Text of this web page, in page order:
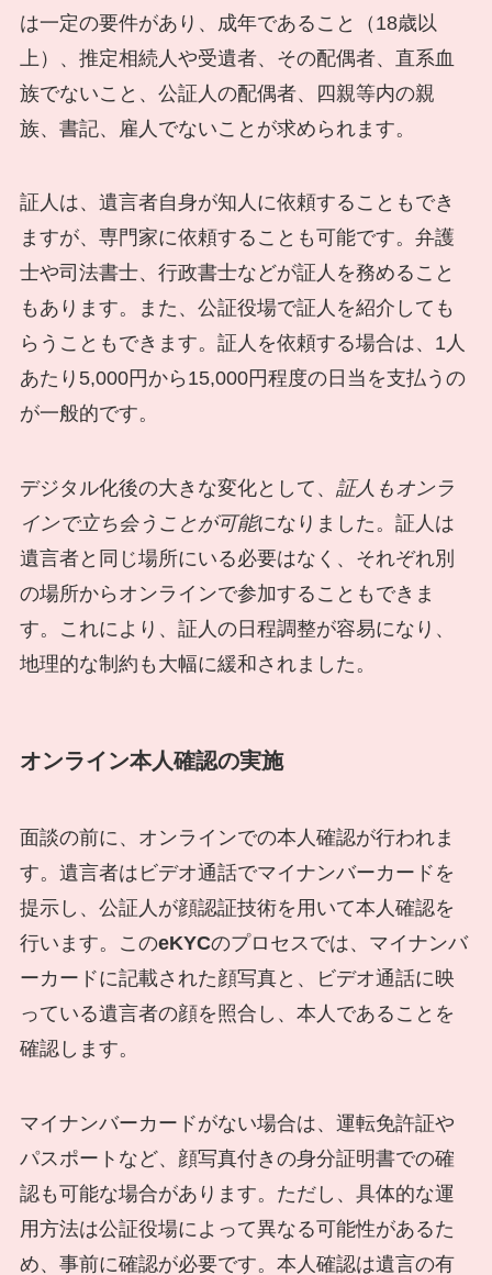
は一定の要件があり、成年であること（18歳以
上）、推定相続人や受遺者、その配偶者、直系血
族でないこと、公証人の配偶者、四親等内の親
族、書記、雇人でないことが求められます。
証人は、遺言者自身が知人に依頼することもでき
ますが、専門家に依頼することも可能です。弁護
士や司法書士、行政書士などが証人を務めること
もあります。また、公証役場で証人を紹介しても
らうこともできます。証人を依頼する場合は、1人
あたり5,000円から15,000円程度の日当を支払うの
が一般的です。
デジタル化後の大きな変化として、 証人もオンラ
インで立ち会うことが可能になりました。証人は
遺言者と同じ場所にいる必要はなく、それぞれ別
の場所からオンラインで参加することもできま
す。これにより、証人の日程調整が容易になり、
地理的な制約も大幅に緩和されました。
オンライン本人確認の実施
面談の前に、オンラインでの本人確認が行われま
す。遺言者はビデオ通話でマイナンバーカードを
提示し、公証人が顔認証技術を用いて本人確認を
行います。このeKYCのプロセスでは、マイナンバ
ーカードに記載された顔写真と、ビデオ通話に映
っている遺言者の顔を照合し、本人であることを
確認します。
マイナンバーカードがない場合は、運転免許証や
パスポートなど、顔写真付きの身分証明書での確
認も可能な場合があります。ただし、具体的な運
用方法は公証役場によって異なる可能性があるた
め、事前に確認が必要です。本人確認は遺言の有